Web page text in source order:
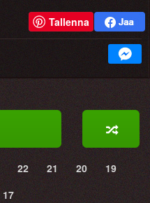
Tallenna
22 21 20
19
17